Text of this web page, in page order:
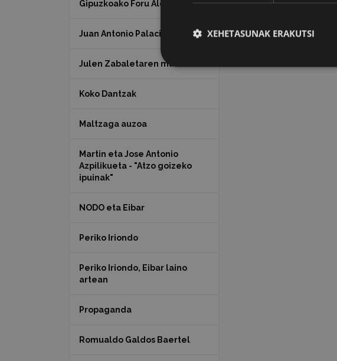
Gipuzkoako Foru Aldundia
Juan Antonio Palacios HARRIA
Julen Zabaletaren marrazkiak
Koko Dantzak
Maltzaga auzoa
Martin eta Jose Antonio
Azpilikueta - "Atzo goizeko
ipuinak"
NODO eta Eibar
Periko Iriondo
Periko Iriondo, Eibar laino
artean
Propaganda
Romualdo Galdos Baertel
XEHETASUNAK ERAKUTSI